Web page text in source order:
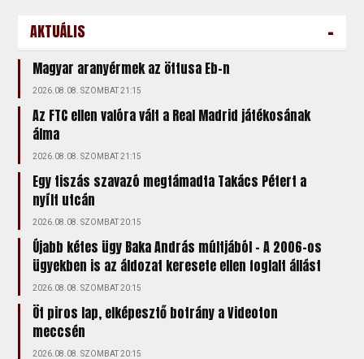
AKTUÁLIS -
Magyar aranyérmek az öttusa Eb-n
2026.08.08. SZOMBAT 21:15
Az FTC ellen valóra vált a Real Madrid játékosának
álma
2026.08.08. SZOMBAT 21:15
Egy tiszás szavazó megtámadta Takács Pétert a
nyílt utcán
2026.08.08. SZOMBAT 20:15
Újabb kétes ügy Baka András múltjából – A 2006-os
ügyekben is az áldozat keresete ellen foglalt állást
2026.08.08. SZOMBAT 20:15
Öt piros lap, elképesztő botrány a Videoton
meccsén
2026.08.08. SZOMBAT 20:15